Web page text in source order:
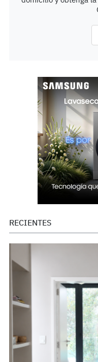
RECIENTES